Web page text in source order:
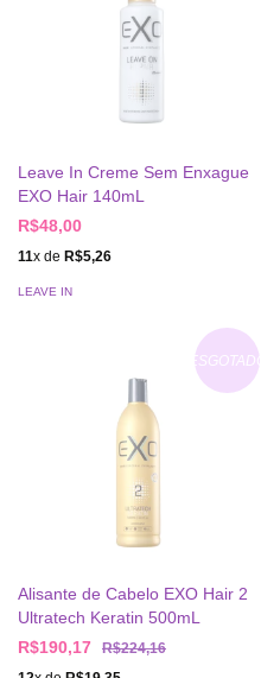
Leave In Creme Sem Enxague
EXO Hair 140mL
R$48,00
11x de R$5,26
LEAVE IN
ESGOTADO
Alisante de Cabelo EXO Hair 2
Ultratech Keratin 500mL
R$190,17
R$224,16